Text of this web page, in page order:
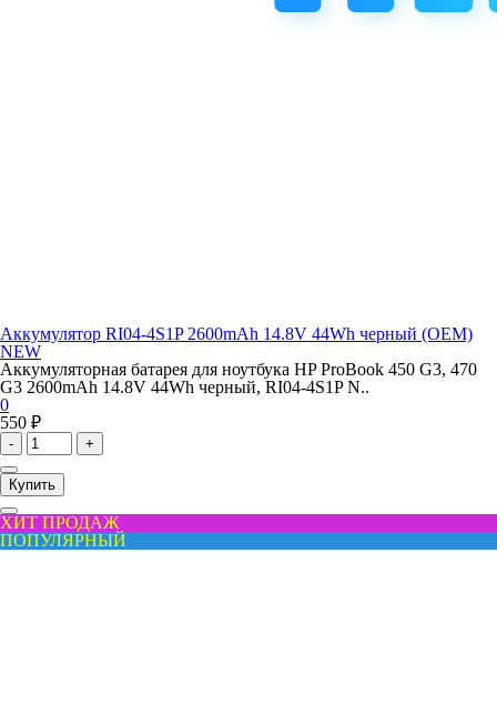
Аккумулятор RI04-4S1P 2600mAh 14.8V 44Wh черный (OEM)
NEW
Аккумуляторная батарея для ноутбука HP ProBook 450 G3, 470
G3 2600mAh 14.8V 44Wh черный, RI04-4S1P N..
0
550 ₽
- +
Купить
ХИТ ПРОДАЖ
ПОПУЛЯРНЫЙ